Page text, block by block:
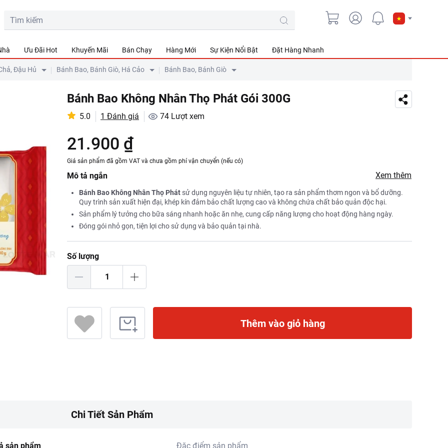
Ưu Đãi Hot Khuyến Mãi Bán Chạy Hàng Mới Sự Kiện Nổi Bật Đặt Hàng Nhanh
Đậu Hủ Bánh Bao, Bánh Giò, Há Cảo Bánh Bao, Bánh Giò
Bánh Bao Không Nhân Thọ Phát Gói 300G
5.0 1 Đánh giá 74 Lượt xem
21.900 ₫
Giá sản phẩm đã gồm VAT và chưa gồm phí vận chuyển (nếu có)
Mô tả ngắn Xem thêm
Bánh Bao Không Nhân Thọ Phát sử dụng nguyên liệu tự nhiên, tạo ra sản phẩm thơm ngon và bổ dưỡng.
Quy trình sản xuất hiện đại, khép kín đảm bảo chất lượng cao và không chứa chất bảo quản độc hại.
Sản phẩm lý tưởng cho bữa sáng nhanh hoặc ăn nhẹ, cung cấp năng lượng cho hoạt động hàng ngày.
Đóng gói nhỏ gọn, tiện lợi cho sử dụng và bảo quản tại nhà.
Số lượng
Thêm vào giỏ hàng
Chi Tiết Sản Phẩm
sản phẩm Đặc điểm sản phẩm